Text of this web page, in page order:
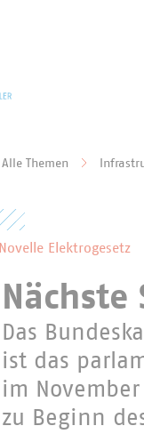
Alle Themen
Novelle Elektrogesetz
Das
ist das
im
zu Beginn